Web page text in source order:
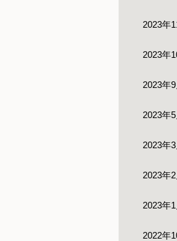
2023年
2023年
2023年9
2023年5
2023年3
2023年2
2023年1
2022年